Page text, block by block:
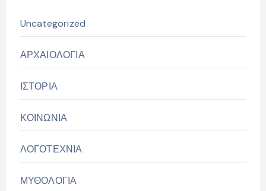
Uncategorized
ΑΡΧΑΙΟΛΟΓΙΑ
ΙΣΤΟΡΙΑ
ΚΟΙΝΩΝΙΑ
ΛΟΓΟΤΕΧΝΙΑ
ΜΥΘΟΛΟΓΙΑ